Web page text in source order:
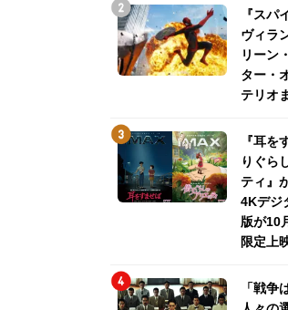
『スパ
ヴィラ
リーン
ター・
テリオ
『耳を
りぐら
ティ』
4Kデジ
版が10
限定上
「戦争